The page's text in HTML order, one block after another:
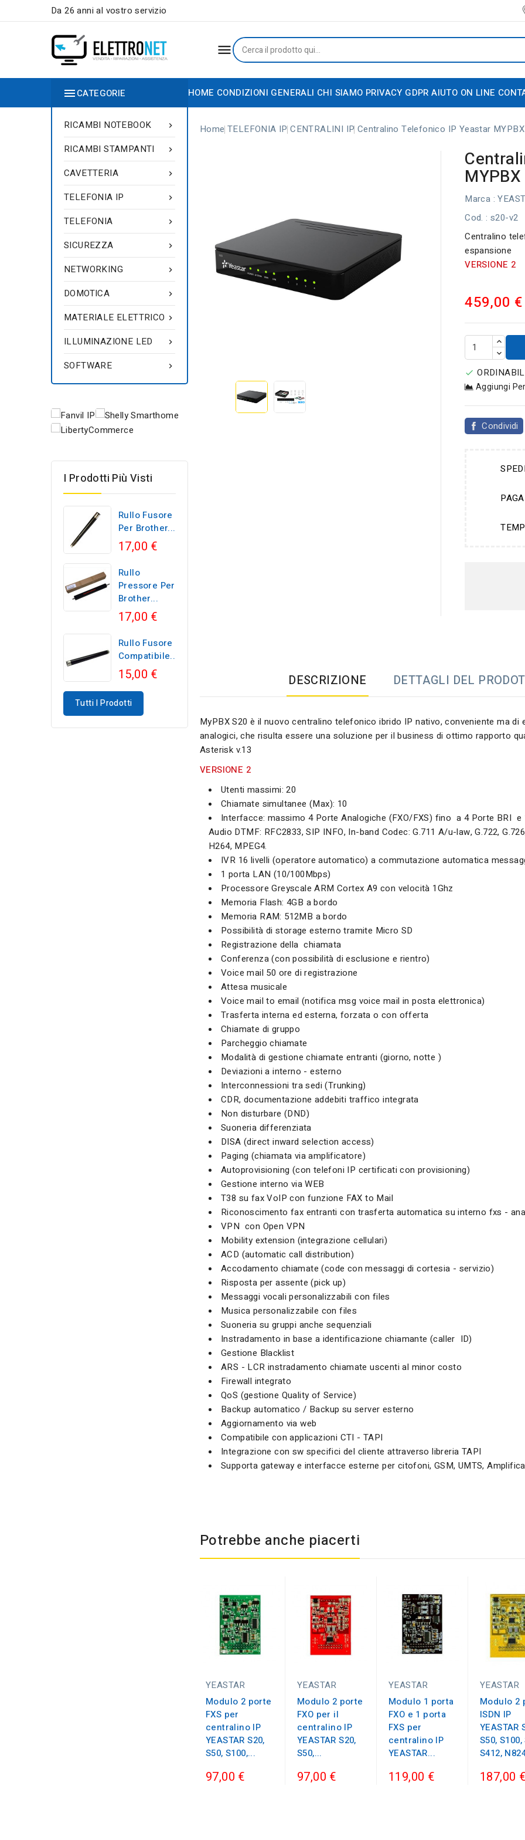
Da 26 anni al vostro servizio

HOME CONDIZIONI GENERALI CHI SIAMO PRIVACY GDPR AIUTO ON LINE
CATEGORIE

RICAMBI NOTEBOOK

RICAMBI STAMPANTI

CAVETTERIA

TELEFONIA IP

TELEFONIA

SICUREZZA

NETWORKING

DOMOTICA

MATERIALE ELETTRICO

ILLUMINAZIONE LED

SOFTWARE
I Prodotti Più Visti
Rullo Fusore
Per Brother...
17,00 €
Rullo
Pressore Per
Brother...
17,00 €
Rullo Fusore
Compatibile...
15,00 €
Tutti I Prodotti
Home TELEFONIA IP CENTRALINI IP Centralino Telefonico IP Yeastar MYPBX
Marca :
Cod. : s20-v2
Centralino
espansione
VERSIONE 2
459,00 €

Aggiungi
Condividi
DESCRIZIONE DETTAGLI DEL
MyPBX S20 è il nuovo centralino telefonico ibrido IP nativo, conveniente ma
analogici, che risulta essere una soluzione per il business di ottimo rapporto
Asterisk v.13
VERSIONE 2
Utenti massimi: 20
Chiamate simultanee (Max): 10
Interfacce: massimo 4 Porte Analogiche (FXO/FXS) fino a 4 Porte BRI e
Audio DTMF: RFC2833, SIP INFO, In-band Codec: G.711 A/u-law, G.722,
H264, MPEG4.
IVR 16 livelli (operatore automatico) a commutazione automatica
1 porta LAN (10/100Mbps)
Processore Greyscale ARM Cortex A9 con velocità 1Ghz
Memoria Flash: 4GB a bordo
Memoria RAM: 512MB a bordo
Possibilità di storage esterno tramite Micro SD
Registrazione della chiamata
Conferenza (con possibilità di esclusione e rientro)
Voice mail 50 ore di registrazione
Attesa musicale
Voice mail to email (notifica msg voice mail in posta elettronica)
Trasferta interna ed esterna, forzata o con offerta
Chiamate di gruppo
Parcheggio chiamate
Modalità di gestione chiamate entranti (giorno, notte )
Deviazioni a interno - esterno
Interconnessioni tra sedi (Trunking)
CDR, documentazione addebiti traffico integrata
Non disturbare (DND)
Suoneria differenziata
DISA (direct inward selection access)
Paging (chiamata via amplificatore)
Autoprovisioning (con telefoni IP certificati con provisioning)
Gestione interno via WEB
T38 su fax VoIP con funzione FAX to Mail
Riconoscimento fax entranti con trasferta automatica su interno fxs -
VPN con Open VPN
Mobility extension (integrazione cellulari)
ACD (automatic call distribution)
Accodamento chiamate (code con messaggi di cortesia - servizio)
Risposta per assente (pick up)
Messaggi vocali personalizzabili con files
Musica personalizzabile con files
Suoneria su gruppi anche sequenziali
Instradamento in base a identificazione chiamante (caller ID)
Gestione Blacklist
ARS - LCR instradamento chiamate uscenti al minor costo
Firewall integrato
QoS (gestione Quality of Service)
Backup automatico / Backup su server esterno
Aggiornamento via web
Compatibile con applicazioni CTI - TAPI
Integrazione con sw specifici del cliente attraverso libreria TAPI
Supporta gateway e interfacce esterne per citofoni, GSM, UMTS,
Potrebbe anche piacerti
YEASTAR
Modulo 2 porte
FXS per
centralino IP
YEASTAR S20,
S50, S100,...
97,00 €
YEASTAR
Modulo 2 porte
FXO per il
centralino IP
YEASTAR S20,
S50,...
97,00 €
YEASTAR
Modulo 1 porta
FXO e 1 porta
FXS per
centralino IP
YEASTAR...
119,00 €
YEASTAR
Modulo 2
ISDN IP
YEASTAR
S50, S100,
S412,
187,00 €